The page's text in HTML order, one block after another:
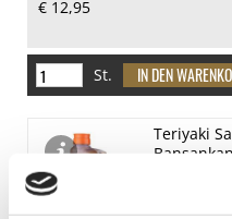
Spuren
Enthalten
€ 12,95
St.
Teriyaki